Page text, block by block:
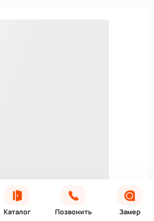
Каталог Позвонить Замер